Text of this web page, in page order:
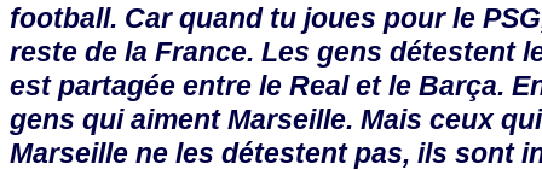
football. Car quand tu joues pour le
reste de la France. Les gens détestent
est partagée entre le Real et le Barça.
gens qui aiment Marseille. Mais ceux
Marseille ne les détestent pas, ils sont